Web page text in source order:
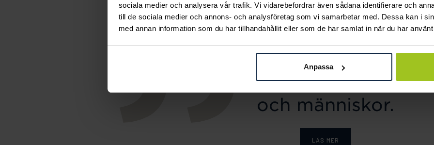
sociala medier och analysera vår trafik. Vi vidarebefordrar även sådana identifierare och
till de sociala medier och annons- och analysföretag som vi samarbetar med. Dessa kan i
med annan information som du har tillhandahållit eller som de har samlat in när du har
Anpassa
Smycka tar ansvar för ett
samhälle och värnar om miljö,
och människor.
LÄS MER